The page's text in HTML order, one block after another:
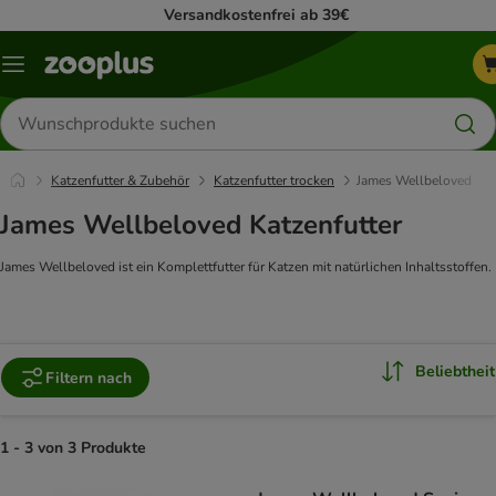
Versandkostenfrei ab 39€
Menü
Produkte
suchen
Katzenfutter & Zubehör Katzenfutter trocken James Wellbeloved
James Wellbeloved Katzenfutter
James Wellbeloved ist ein Komplettfutter für Katzen mit natürlichen Inhaltsstoffen.
Filtern nach Beliebtheit
1 - 3 von 3 Produkte